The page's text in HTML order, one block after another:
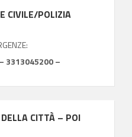
CIVILE/POLIZIA
3313045200 –
CITTÀ – POI